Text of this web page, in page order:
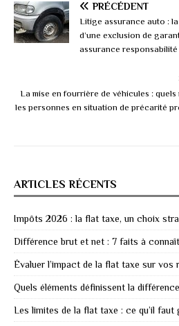
PRÉCÉDENT
Litige assurance auto :
d’une exclusion de
assurance
La mise en fourrière de véhicules :
les personnes en situation de précarité
ARTICLES RÉCENTS
Impôts 2026 : la flat taxe, un choix
Différence brut et net : 7 faits à
Évaluer l’impact de la flat taxe sur vos
Quels éléments définissent la
Les limites de la flat taxe : ce qu’il faut